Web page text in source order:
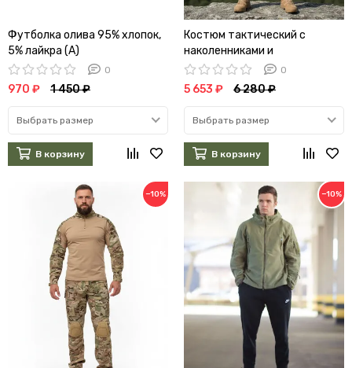
Футболка олива 95% хлопок,
5% лайкра (А)
0
970 ₽ 1 450 ₽
Выбрать размер
В корзину
Костюм тактический с
наколенниками и
налокотниками (олива) (А)
0
5 653 ₽ 6 280 ₽
Выбрать размер
В корзину
−10% −10%